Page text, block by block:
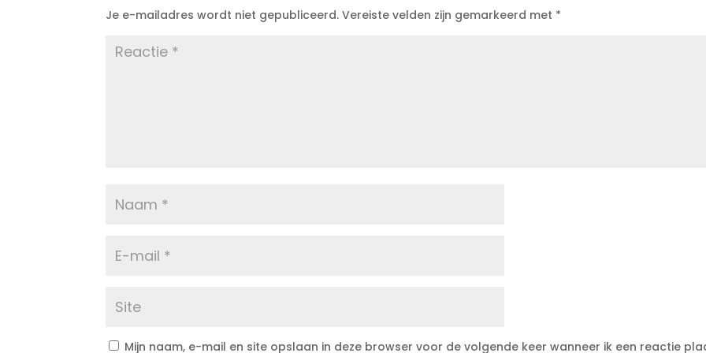
Je e-mailadres wordt niet gepubliceerd. Vereiste velden zijn gemarkeerd met *
Mijn naam, e-mail en site opslaan in deze browser voor de volgende keer wanneer ik een reactie